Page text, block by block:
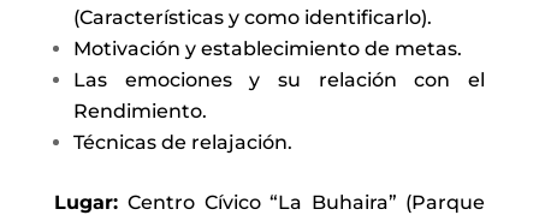
(Características y como identificarlo).
Motivación y establecimiento de metas.
Las emociones y su relación con el
Rendimiento.
Técnicas de relajación.
Lugar:Centro Cívico “La Buhaira” (Parque